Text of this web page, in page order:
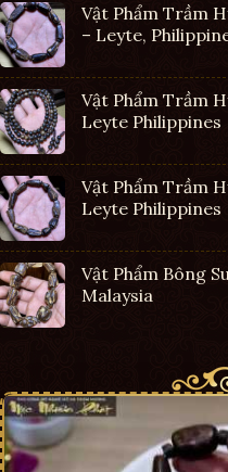
Vật Phẩm Trầm
– Leyte,
Vật Phẩm Trầm
Leyte Philippines
Vật Phẩm Trầm
Leyte Philippines
Vật Phẩm Bông
Malaysia